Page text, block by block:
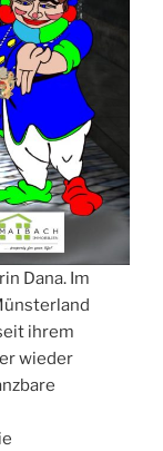
Dana. Im
ihrem
wieder